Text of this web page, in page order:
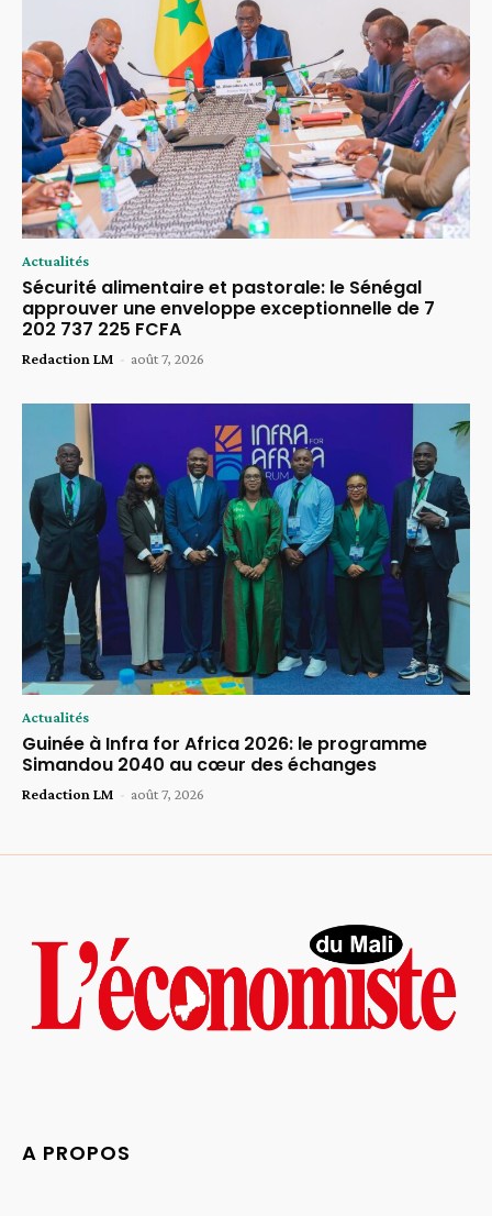
Actualités
Sécurité alimentaire et pastorale: le Sénégal
approuver une enveloppe exceptionnelle de 7
202 737 225 FCFA
Redaction LM - août 7, 2026
Actualités
Guinée à Infra for Africa 2026: le programme
Simandou 2040 au cœur des échanges
Redaction LM - août 7, 2026
A PROPOS